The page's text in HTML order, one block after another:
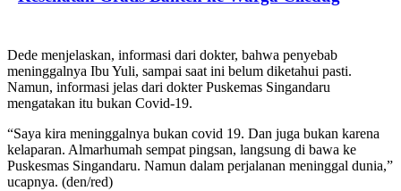
Dede menjelaskan, informasi dari dokter, bahwa penyebab
meninggalnya Ibu Yuli, sampai saat ini belum diketahui pasti.
Namun, informasi jelas dari dokter Puskemas Singandaru
mengatakan itu bukan Covid-19.
“Saya kira meninggalnya bukan covid 19. Dan juga bukan karena
kelaparan. Almarhumah sempat pingsan, langsung di bawa ke
Puskesmas Singandaru. Namun dalam perjalanan meninggal dunia,”
ucapnya. (den/red)